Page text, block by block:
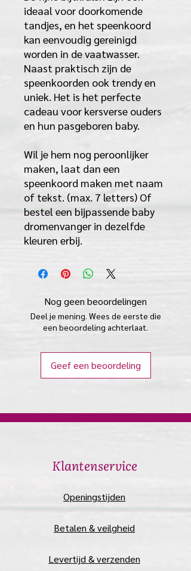
ideaal voor doorkomende
tandjes, en het speenkoord
kan eenvoudig gereinigd
worden in de vaatwasser.
Naast praktisch zijn de
speenkoorden ook trendy en
uniek. Het is het perfecte
cadeau voor kersverse ouders
en hun pasgeboren baby.
Wil je hem nog peroonlijker
maken, laat dan een
speenkoord maken met naam
of tekst. (max. 7 letters) Of
bestel een bijpassende baby
dromenvanger in dezelfde
kleuren erbij.
Nog geen beoordelingen
Deel je mening. Wees de eerste die
een beoordeling achterlaat.
Geef een beoordeling
​Klantenservice
​Openingstijden
Betalen & veilgheid
Levertijd & verzenden